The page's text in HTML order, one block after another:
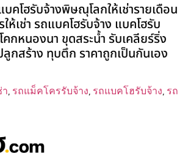
คโฮรับจ้างพิษณุโลกให้เช่ารายเดือน
ห้เช่า รถแบคโฮรับจ้าง แบคโฮรับ
กหนองนา ขุดสระน้ำ รับเคลียร์ริ่ง
สร้าง ทุบตึก ราคาถูกเป็นกันเอง
, รถแม็คโครรับจ้าง, รถแบคโฮรับจ้าง, รถ